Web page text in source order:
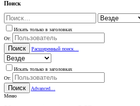
Поиск
Искать только в заголовках
От:
Поиск Расширенный поиск…
Искать только в заголовках
От:
Поиск
Advanced…
Меню